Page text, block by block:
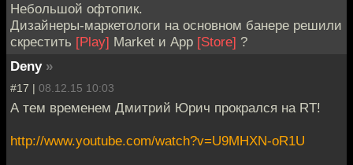
Небольшой офтопик.
Дизайнеры-маркетологи на основном банере решили
скрестить [Play] Market и App [Store] ?
Deny »
#17 | 08.12.15 10:03
А тем временем Дмитрий Юрич прокрался на RT!
http://www.youtube.com/watch?v=U9MHXN-oR1U